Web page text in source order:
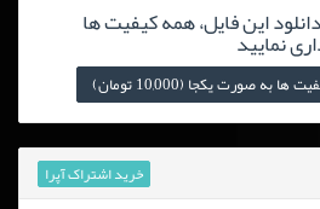
این فایل، همه کیفیت ها
نمایید
به صورت یکجا (10,000 تومان)
خرید اشتراک آپرا